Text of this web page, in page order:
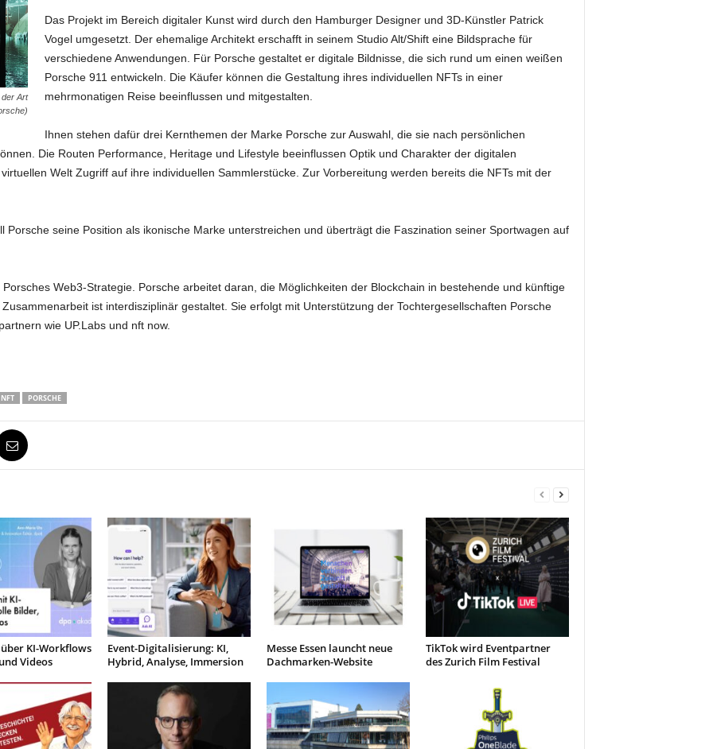
Art
Das Projekt im Bereich digitaler Kunst wird durch den Hamburger Designer und 3D-Künstler Patrick
Vogel umgesetzt. Der ehemalige Architekt erschafft in seinem Studio Alt/Shift eine Bildsprache für
verschiedene Anwendungen. Für Porsche gestaltet er digitale Bildnisse, die sich rund um einen weißen
Porsche 911 entwickeln. Die Käufer können die Gestaltung ihres individuellen NFTs in einer
mehrmonatigen Reise beeinflussen und mitgestalten.
Ihnen stehen dafür drei Kernthemen der Marke Porsche zur Auswahl, die sie nach persönlichen
Die Routen Performance, Heritage und Lifestyle beeinflussen Optik und Charakter der digitalen
Welt Zugriff auf ihre individuellen Sammlerstücke. Zur Vorbereitung werden bereits die NFTs mit der
Porsche seine Position als ikonische Marke unterstreichen und überträgt die Faszination seiner Sportwagen auf
Web3-Strategie. Porsche arbeitet daran, die Möglichkeiten der Blockchain in bestehende und künftige
ist interdisziplinär gestaltet. Sie erfolgt mit Unterstützung der Tochtergesellschaften Porsche
wie UP.Labs und nft now.
NFT PORSCHE
KI-Workflows
Videos
Event-Digitalisierung: KI,
Hybrid, Analyse, Immersion
Messe Essen launcht neue
Dachmarken-Website
TikTok wird Eventpartner
des Zurich Film Festival